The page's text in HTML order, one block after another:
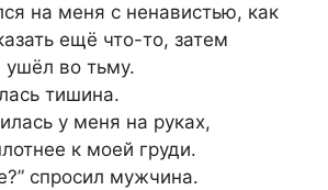
на меня с ненавистью, как
ещё что-то, затем
ушёл во тьму.
тишина.
у меня на руках,
к моей груди.
спросил мужчина.